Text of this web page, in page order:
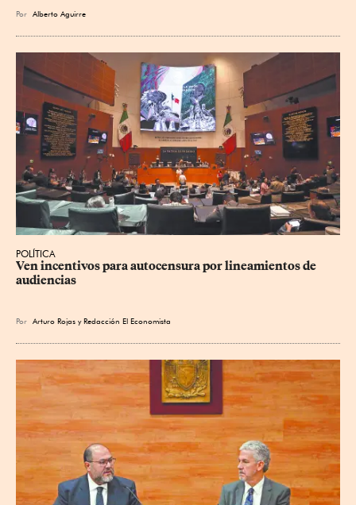
Por Alberto Aguirre
POLÍTICA
Ven incentivos para autocensura por lineamientos de
audiencias
Por Arturo Rojas yRedacción El Economista